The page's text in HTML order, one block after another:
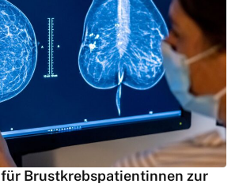
Brustkrebspatientinnen zur